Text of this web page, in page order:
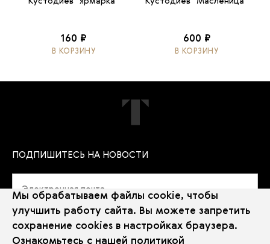
160 ₽
В КОРЗИНУ
600 ₽
В КОРЗИНУ
ПОДПИШИТЕСЬ НА НОВОСТИ
Политика использования Cookie
Мы обрабатываем файлы cookie, чтобы
улучшить работу сайта. Вы можете запретить
сохранение cookies в настройках браузера.
Ознакомьтесь с нашей политикой